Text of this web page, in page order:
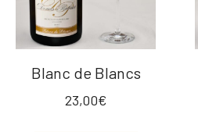
Blanc de Blancs
23,00€